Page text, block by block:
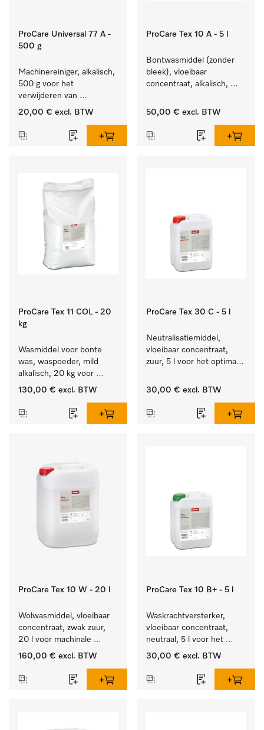
ProCare Universal 77 A -
500 g
Machinereiniger, alkalisch,
500 g voor het
verwijderen van
hardnekkige
20,00 € excl. BTW
ProCare Tex 10 A - 5 l
Bontwasmiddel (zonder
bleek), vloeibaar
concentraat, alkalisch,
wit wasgoed en
50,00 € excl. BTW
ProCare Tex 11 COL - 20
kg
Wasmiddel voor bonte
was, waspoeder, mild
alkalisch, 20 kg voor
behoud van kleur en
was.
130,00 € excl. BTW
ProCare Tex 30 C - 5 l
Neutralisatiemiddel,
vloeibaar concentraat,
zuur, 5 l voor het optimaal
textiel door betrouwbare
30,00 € excl. BTW
ProCare Tex 10 W - 20 l
Wolwasmiddel, vloeibaar
concentraat, zwak zuur,
20 l voor machinale
reiniging van wol.
160,00 € excl. BTW
ProCare Tex 10 B+ - 5 l
Waskrachtversterker,
vloeibaar concentraat,
neutraal, 5 l voor het
effectief verwijderen van
30,00 € excl. BTW